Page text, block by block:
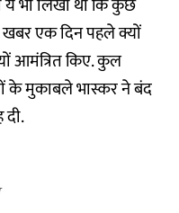
भी लिखा था कि कुछ
खबर एक दिन पहले क्यों
आमंत्रित किए. कुल
के मुकाबले भास्कर ने बंद